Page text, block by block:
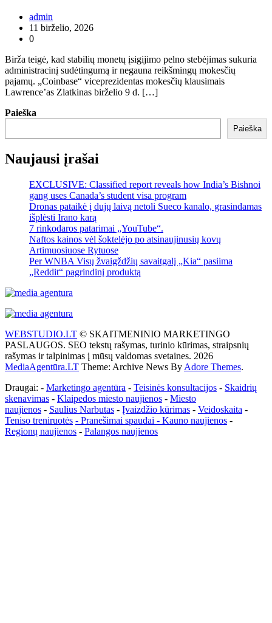
admin
11 birželio, 2026
0
Birža teigė, kad stabilių monetų įsigijimo pelno stebėjimas sukuria
administracinį sudėtingumą ir negauna reikšmingų mokesčių
pajamų. „Coinbase“ viceprezidentas mokesčių klausimais
Lawrence’as Zlatkinas birželio 9 d. […]
Paieška
Paieška
Naujausi įrašai
EXCLUSIVE: Classified report reveals how India’s Bishnoi
gang uses Canada’s student visa program
Dronas pataikė į dujų laivą netoli Sueco kanalo, grasindamas
išplėsti Irano karą
7 rinkodaros patarimai „YouTube“.
Naftos kainos vėl šoktelėjo po atsinaujinusių kovų
Artimuosiuose Rytuose
Per WNBA Visų žvaigždžių savaitgalį „Kia“ pasiima
„Reddit“ pagrindinį produktą
WEBSTUDIO.LT © SKAITMENINIO MARKETINGO
PASLAUGOS. SEO tekstų rašymas, turinio kūrimas, straipsnių
rašymas ir talpinimas į mūsų valdomas svetaines. 2026
MediaAgentūra.LT Theme: Archive News By Adore Themes.
Draugai: - Marketingo agentūra - Teisinės konsultacijos - Skaidrių
skenavimas - Klaipedos miesto naujienos - Miesto
naujienos - Saulius Narbutas - Įvaizdžio kūrimas - Veidoskaita -
Teniso treniruotės - Pranešimai spaudai - Kauno naujienos -
Regionų naujienos - Palangos naujienos